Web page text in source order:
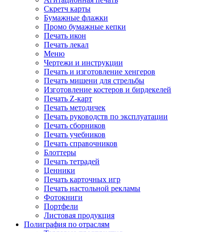
Скретч карты
Бумажные флажки
Промо бумажные кепки
Печать икон
Печать лекал
Меню
Чертежи и инструкции
Печать и изготовление хенгеров
Печать мишени для стрельбы
Изготовление костеров и бирдекелей
Печать Z-карт
Печать методичек
Печать руководств по эксплуатации
Печать сборников
Печать учебников
Печать справочников
Блоттеры
Печать тетрадей
Ценники
Печать карточных игр
Печать настольной рекламы
Фотокниги
Портфели
Листовая продукция
Полиграфия по отраслям